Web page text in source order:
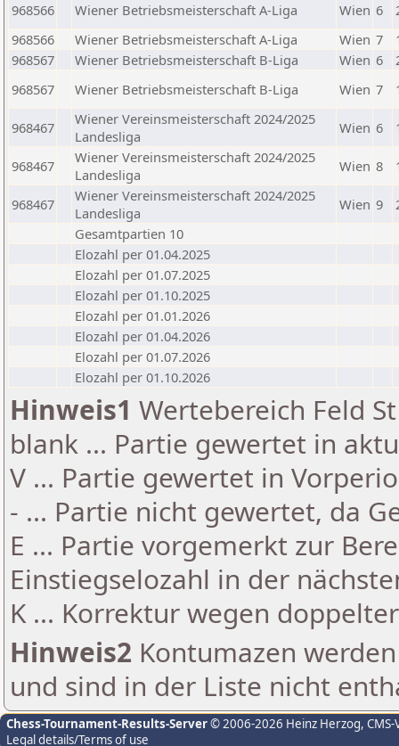
968566 Wiener Betriebsmeisterschaft A-Liga Wien 6
968566
Wiener Betriebsmeisterschaft A-Liga Wien 7
968567
Wiener Betriebsmeisterschaft B-Liga Wien 6
968567
Wiener Betriebsmeisterschaft B-Liga Wien 7
968467
Wiener Vereinsmeisterschaft 2024/2025
Landesliga
Wien 6
968467
Wiener Vereinsmeisterschaft 2024/2025
Landesliga
Wien 8
968467
Wiener Vereinsmeisterschaft 2024/2025
Landesliga
Wien 9
Gesamtpartien 10
Elozahl per 01.04.2025
Elozahl per 01.07.2025
Elozahl per 01.10.2025
Elozahl per 01.01.2026
Elozahl per 01.04.2026
Elozahl per 01.07.2026
Elozahl per 01.10.2026
Hinweis1 Wertebereich Feld
blank ... Partie gewertet in
V ... Partie gewertet in
- ... Partie nicht gewertet, da
E ... Partie vorgemerkt zur
Einstiegselozahl in der
K ... Korrektur wegen
Hinweis2 Kontumazen
und sind in der Liste nicht
Chess-Tournament-Results-Server© 2006-2026 Heinz Herzog,
Legal details/Terms of use